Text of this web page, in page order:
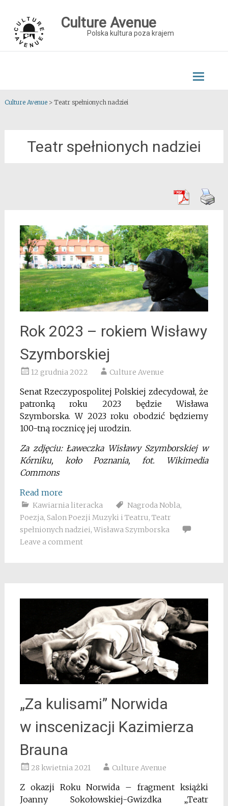
content
Culture Avenue
Polska kultura poza krajem
Culture Avenue> Teatr spełnionych nadziei
Teatr spełnionych nadziei
Rok 2023 – rokiem Wisławy
Szymborskiej
12 grudnia 2022 Culture Avenue
Senat Rzeczypospolitej Polskiej zdecydował, że
patronką roku 2023 będzie Wisława
Szymborska. W 2023 roku obodzić będziemy
100-tną rocznicę jej urodzin.
Za zdjęciu: Ławeczka Wisławy Szymborskiej w
Kórniku, koło Poznania, fot. Wikimedia
Commons
Read more
Kawiarnia literacka Nagroda Nobla,
Poezja, Salon Poezji Muzyki i Teatru, Teatr
spełnionych nadziei, Wisława Szymborska
Leave a comment
„Za kulisami” Norwida
w inscenizacji Kazimierza
Brauna
28 kwietnia 2021 Culture Avenue
Z okazji Roku Norwida –
fragment książki
Joanny Sokołowskiej-Gwizdka „Teatr